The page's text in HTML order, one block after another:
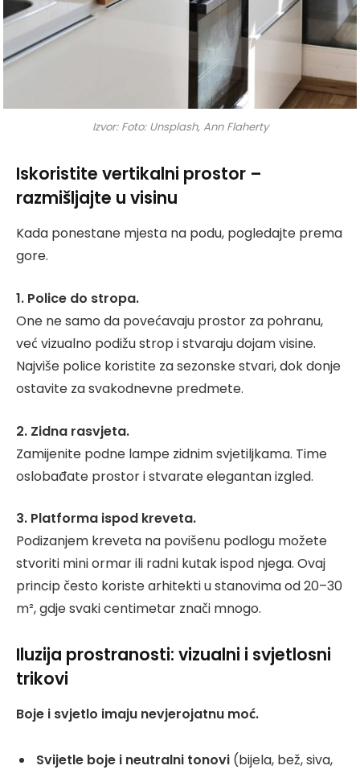
Izvor: Foto: Unsplash, Ann Flaherty
Iskoristite vertikalni prostor –
razmišljajte u visinu
Kada ponestane mjesta na podu, pogledajte prema
gore.
1. Police do stropa.
One ne samo da povećavaju prostor za pohranu,
već vizualno podižu strop i stvaraju dojam visine.
Najviše police koristite za sezonske stvari, dok donje
ostavite za svakodnevne predmete.
2. Zidna rasvjeta.
Zamijenite podne lampe zidnim svjetiljkama. Time
oslobađate prostor i stvarate elegantan izgled.
3. Platforma ispod kreveta.
Podizanjem kreveta na povišenu podlogu možete
stvoriti mini ormar ili radni kutak ispod njega. Ovaj
princip često koriste arhitekti u stanovima od 20–30
m², gdje svaki centimetar znači mnogo.
Iluzija prostranosti: vizualni i svjetlosni
trikovi
Boje i svjetlo imaju nevjerojatnu moć.
Svijetle boje i neutralni tonovi (bijela, bež, siva,